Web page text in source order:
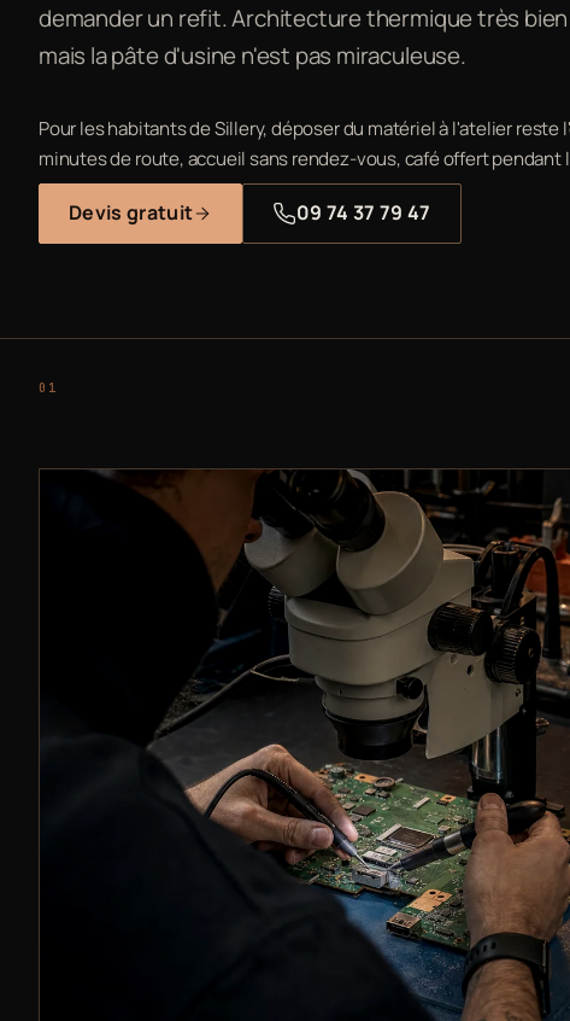
demander un refit. Architecture thermique très
mais la pâte d'usine n'est pas miraculeuse.
Pour les habitants de Sillery, déposer du matériel à l'atelier reste
minutes de route, accueil sans rendez-vous, café offert pendant
Devis gratuit 09 74 37 79 47